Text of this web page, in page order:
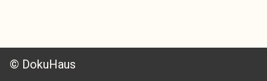
© DokuHaus